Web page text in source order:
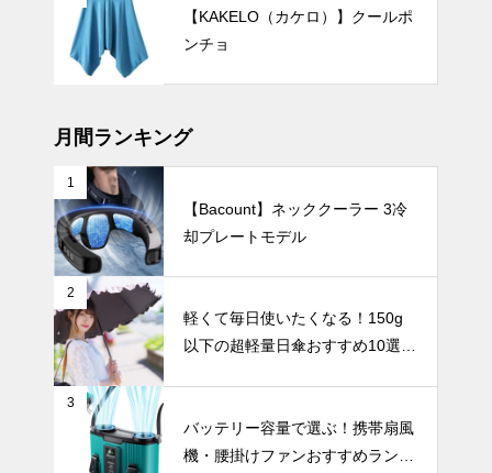
【2025年最
新版】暑い夏
も涼しく快適
ディファンお
すすめ10選
総まとめ！テ
ーブルウェア
で暮らしを彩
る、30のコ
レクション。
インテリア小物
モノトーン花
瓶が生む美し
いコントラス
【KAKELO（カケロ）】クールポ
ンチョ
月間ランキング
1
【Bacount】ネッククーラー 3冷
却プレートモデル
2
軽くて毎日使いたくなる！150g
以下の超軽量日傘おすすめ10選
3
バッテリー容量で選ぶ！携帯扇風
機・腰掛けファンおすすめランキ